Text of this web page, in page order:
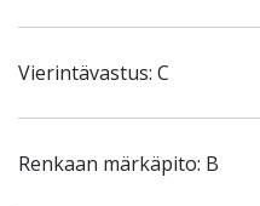
Vierintävastus: C
Renkaan märkäpito: B